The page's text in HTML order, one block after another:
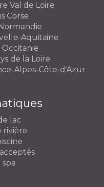
Val de Loire
Corse
Aquitaine
Occitanie
de la Loire
Alpes-Côte-d'Azur
lac
rivière
spa